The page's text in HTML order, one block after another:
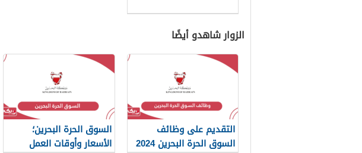
الزوار شاهدو أيضًا
التقديم على وظائف
السوق الحرة البحرين 2024
السوق الحرة البحرين؛
الأسعار وأوقات العمل